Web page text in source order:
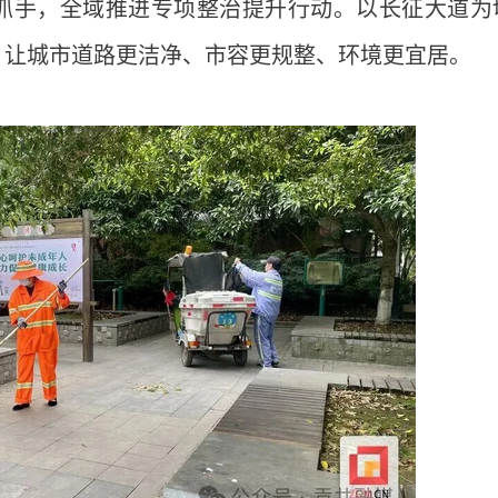
手，全域推进专项整治提升行动。以长征大道为
城市道路更洁净、市容更规整、环境更宜居。